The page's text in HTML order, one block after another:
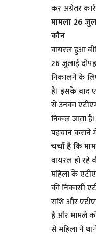
कर अग्रेतर
मामला 26
कौन
वायरल हुआ
26 जुलाई
निकालने के
है। इसके बाद
से उनका
निकल जाता
पहचान कराने
चर्चा है कि
वायरल हो रहे
महिला के
की निकासी
राशि और
है और मामले
से महिला ने